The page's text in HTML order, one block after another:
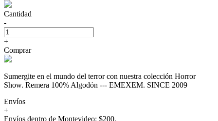
Cantidad
-
+
Comprar
Sumergite en el mundo del terror con nuestra colección Horror
Show. Remera 100% Algodón --- EMEXEM. SINCE 2009
Envíos
+
Envíos dentro de Montevideo: $200.